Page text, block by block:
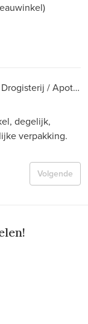
(Schoonheidswinkel / Drogisterij / Apotheek)
degelijk,
verpakking.
Volgende